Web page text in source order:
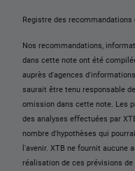
Registre des
Nos recommandations,
dans cette note ont été
auprès d'agences
saurait être tenu responsable
omission dans cette note. Les
des analyses effectuées par
nombre d'hypothèses qui
l'avenir. XTB ne fournit aucune
réalisation de ces prévisions de